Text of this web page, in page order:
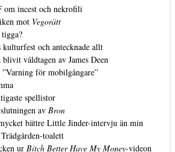
om incest och nekrofili
mot Vegorätt
och antecknade allt
våldtagen av James Deen
för mobilgångare”
spellistor
av Bron
bättre Little Jinder-intervju än min
toalett
ur Bitch Better Have My Money-videon